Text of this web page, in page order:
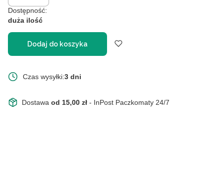
Dostępność:
duża ilość
Dodaj do koszyka
Czas wysyłki:3 dni
Dostawa od 15,00 zł - InPost Paczkomaty 24/7